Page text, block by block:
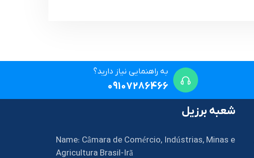
به راهنمایی نیاز دارید؟
09107286466
شعبه برزیل
Name: Câmara de Comércio, Indústrias, Minas e
Agricultura Brasil-Irã